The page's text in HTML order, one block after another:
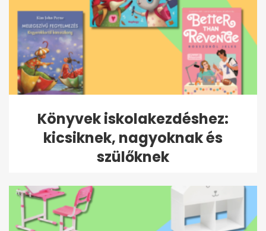
Könyvek iskolakezdéshez:
kicsiknek, nagyoknak és
szülőknek